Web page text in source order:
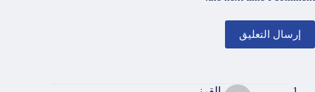
إرسال التعليق